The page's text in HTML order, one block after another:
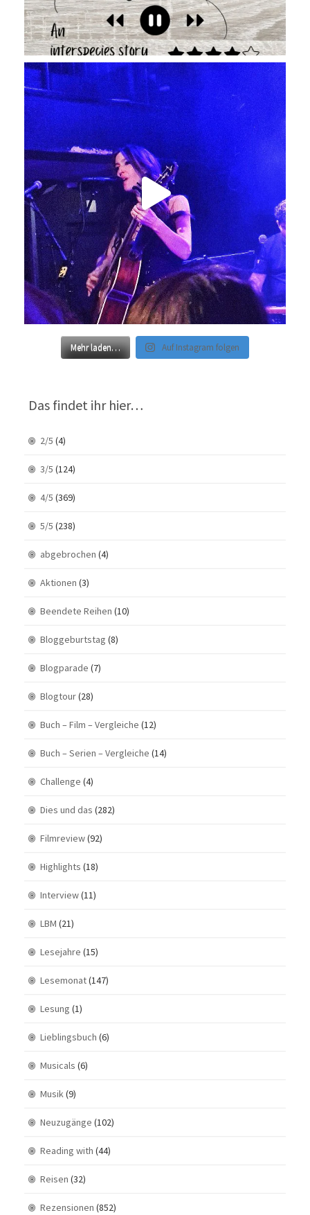
Mehr laden… Auf Instagram folgen
Das findet ihr hier…
2/5 (4)
3/5 (124)
4/5 (369)
5/5 (238)
abgebrochen (4)
Aktionen (3)
Beendete Reihen (10)
Bloggeburtstag (8)
Blogparade (7)
Blogtour(28)
Buch – Film – Vergleiche (12)
Buch – Serien – Vergleiche (14)
Challenge (4)
Dies und das (282)
Filmreview(92)
Highlights (18)
Interview(11)
LBM (21)
Lesejahre (15)
Lesemonat(147)
Lesung (1)
Lieblingsbuch (6)
Musicals (6)
Musik(9)
Neuzugänge (102)
Reading with (44)
Reisen (32)
Rezensionen (852)